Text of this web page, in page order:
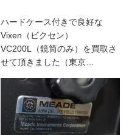
ハードケース付きで良好な
Vixen（ビクセン）
VC200L（鏡筒のみ）を買取さ
せて頂きました（東京…